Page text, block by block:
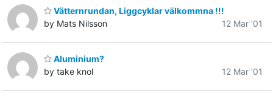
Vätternrundan, Liggcyklar välkommna !!!
by Mats Nilsson
12 Mar '01
Aluminium?
by take knol
12 Mar '01